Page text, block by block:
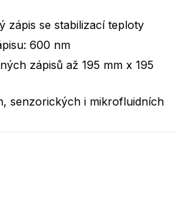
zápis se stabilizací teploty
600 nm
zápisů až 195 mm x 195
senzorických i mikrofluidních